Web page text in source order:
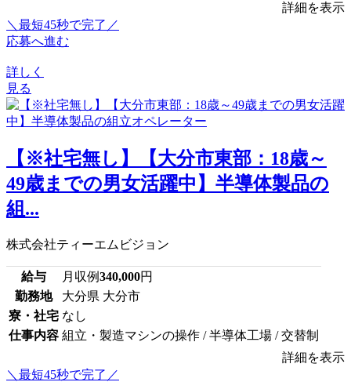
詳細を表示
＼最短45秒で完了／
応募へ進む
詳しく
見る
【※社宅無し】【大分市東部：18歳～
49歳までの男女活躍中】半導体製品の
組...
株式会社ティーエムビジョン
給与 月収例340,000円
勤務地
大分県 大分市
寮・社宅 なし
仕事内容 組立・製造マシンの操作 / 半導体工場 / 交替制
詳細を表示
＼最短45秒で完了／